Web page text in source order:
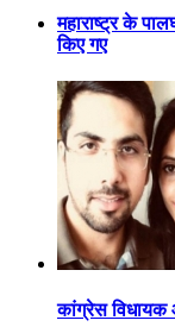
महाराष्ट्र के
किए गए
कांग्रेस